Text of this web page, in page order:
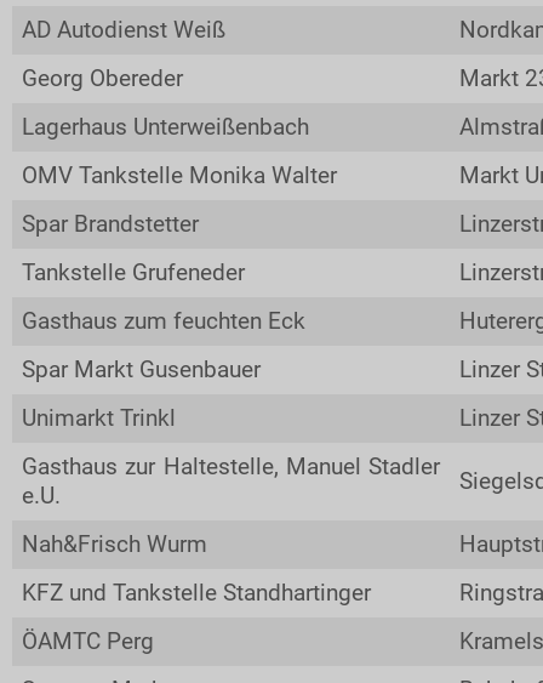
AD Autodienst Weiß
Georg Obereder
Markt
Lagerhaus Unterweißenbach
OMV Tankstelle Monika Walter
Markt
Spar Brandstetter
Tankstelle Grufeneder
Gasthaus zum feuchten Eck
Spar Markt Gusenbauer
Linzer
Unimarkt Trinkl
Linzer
Gasthaus zur Haltestelle, Manuel Stadler
e.U.
Nah&Frisch Wurm
KFZ und Tankstelle Standhartinger
ÖAMTC Perg